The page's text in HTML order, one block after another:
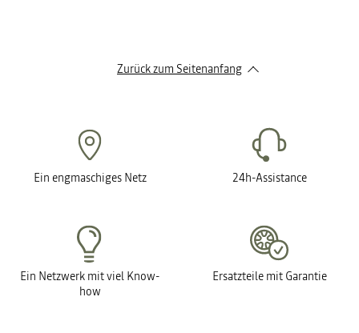
Zurück zum Seitenanfang
Ein engmaschiges Netz 24h-Assistance
Ein Netzwerk mit viel Know-
how
Ersatzteile mit Garantie